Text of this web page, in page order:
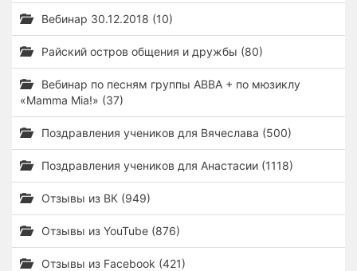
Вебинар 30.12.2018 (10)
Райский остров общения и дружбы (80)
Вебинар по песням группы ABBA + по мюзиклу
«Mamma Mia!» (37)
Поздравления учеников для Вячеслава (500)
Поздравления учеников для Анастасии (1118)
Отзывы из ВК (949)
Отзывы из YouTube (876)
Отзывы из Facebook (421)